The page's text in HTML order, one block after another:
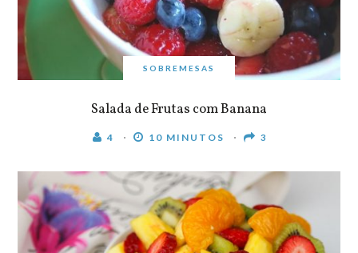
SOBREMESAS
Salada de Frutas com Banana
4 10 MINUTOS 3